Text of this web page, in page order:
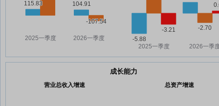
成长能力
营业总收入增速 总资产增速